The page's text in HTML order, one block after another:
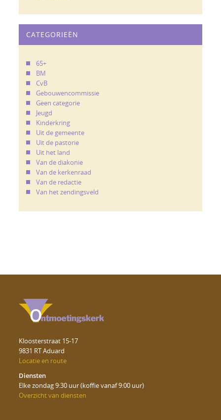
CATEGORIEËN
65+
BM
CvB
Gebouwencommissie
Geen categorie
Jeugd
Kinderkring
Uit de gemeente
Uit de pastorie
Uit het land
Van de diakonie
Van de kerkenraad
Van de redactie
Van het zendingsveld
Kloosterstraat 15-17
9831 RT Aduard
Locatie en route
Diensten
Elke zondag 9:30 uur (koffie vanaf 9:00 uur)
Overzicht van diensten